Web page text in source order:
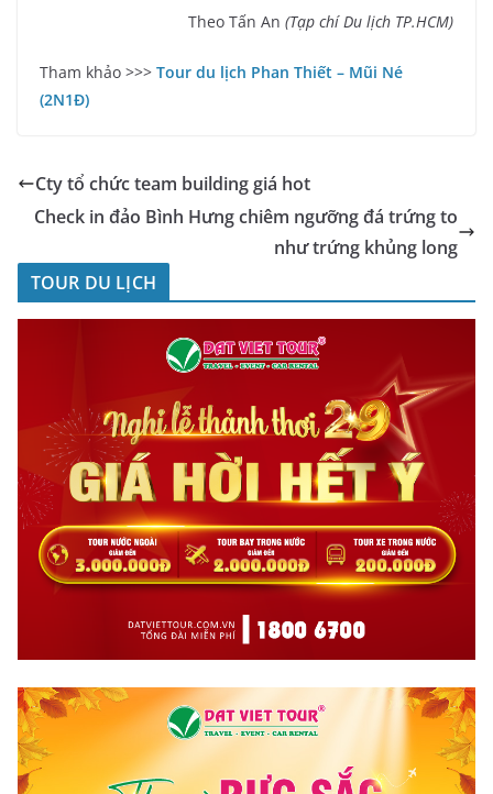
Theo Tấn An (Tạp chí Du lịch TP.HCM)
Tham khảo >>> Tour du lịch Phan Thiết – Mũi Né
(2N1Đ)
Cty tổ chức team building giá hot
Check in đảo Bình Hưng chiêm ngưỡng đá trứng to
như trứng khủng long
TOUR DU LỊCH